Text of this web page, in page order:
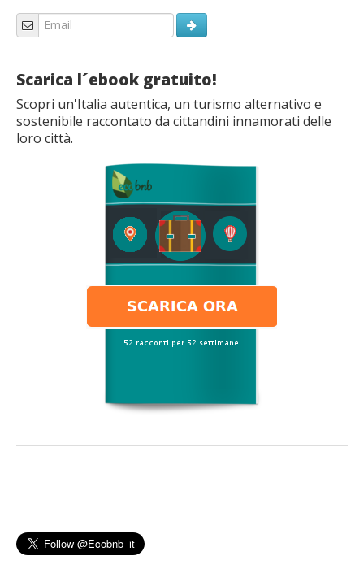
Scarica l´ebook gratuito!
Scopri un'Italia autentica, un turismo alternativo e
sostenibile raccontato da cittandini innamorati delle
loro città.